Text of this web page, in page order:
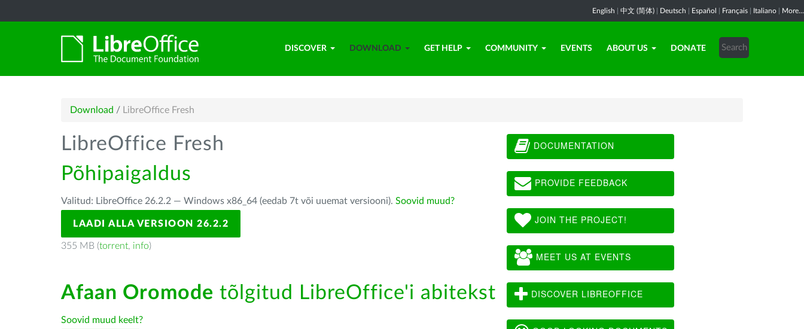
English 中文 (简体) Deutsch Español Français Italiano More...
DISCOVER DOWNLOAD GET HELP COMMUNITY EVENTS ABOUT US DONATE
Download / LibreOffice Fresh
LibreOffice Fresh
Põhipaigaldus
Valitud: LibreOffice 26.2.2 — Windows x86_64 (eedab 7t või uuemat versiooni). Soovid muud?
LAADI ALLA VERSIOON 26.2.2
355 MB (torrent, info)
Afaan Oromode tõlgitud LibreOffice'i abitekst
Soovid muud keelt?
DOCUMENTATION
PROVIDE FEEDBACK
JOIN THE PROJECT!
MEET US AT EVENTS
DISCOVER LIBREOFFICE